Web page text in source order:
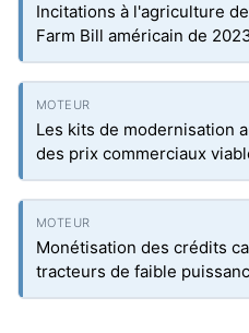
Incitations à l'agriculture
Farm Bill américain de
Les kits de modernisation
des prix commerciaux
Monétisation des crédits
tracteurs de faible